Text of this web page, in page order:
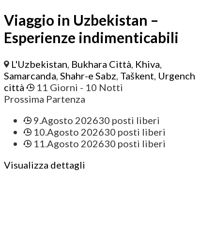
Viaggio in Uzbekistan –
Esperienze indimenticabili
L'Uzbekistan, Bukhara Città, Khiva,
Samarcanda, Shahr-e Sabz, Taškent, Urgench
città
11 Giorni - 10 Notti
Prossima Partenza
9.Agosto 202630 posti liberi
10.Agosto 202630 posti liberi
11.Agosto 202630 posti liberi
Visualizza dettagli